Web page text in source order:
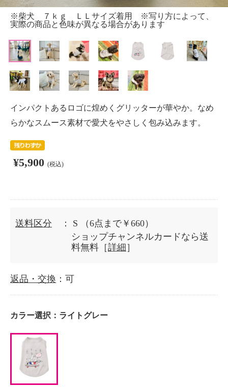
※柴犬 ７ｋｇ ＬＬサイズ着用 ※写り方によって、
実際の商品と色味が異なる場合があります
インパクトあるロゴに煌めくグリッターが華やか。なめ
らかなスムース素材で愛犬をやさしく包み込みます。
¥5,900 (税込)
送料区分 ： S
（6点まで￥660）
ショップチャンネルカードなら送
料無料［詳細 ］
返品・交換 ：可
カラー選択： ライトグレー